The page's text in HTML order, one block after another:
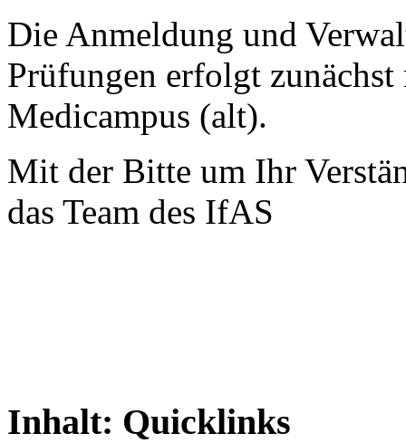
Die Anmeldung und
Prüfungen erfolgt
Medicampus (alt).
Mit der Bitte um Ihr
das Team des IfAS
Inhalt: Quicklinks